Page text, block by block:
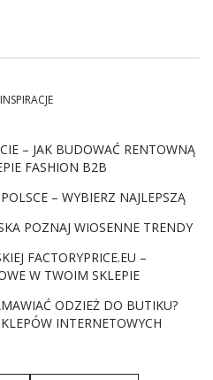
Wybór na
w którym dominuje wiskoza,
i przyjemny w dotyku.
oddychających właściwości,
na różne pory roku.
ułatwia kombinowanie
garderoby. To z kolei czyni
– JAK BUDOWAĆ RENTOWNĄ
FASHION B2B
– WYBIERZ NAJLEPSZĄ
POZNAJ WIOSENNE TRENDY
FACTORYPRICE.EU –
W TWOIM SKLEPIE
ODZIEŻ DO BUTIKU?
INTERNETOWYCH